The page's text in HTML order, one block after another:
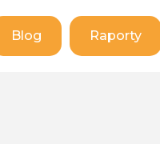
Blog Raporty